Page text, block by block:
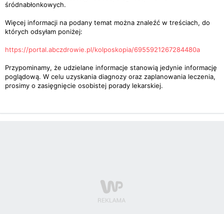
śródnabłonkowych.
Więcej informacji na podany temat można znaleźć w treściach, do
których odsyłam poniżej:
https://portal.abczdrowie.pl/kolposkopia/6955921267284480a
Przypominamy, że udzielane informacje stanowią jedynie informację
poglądową. W celu uzyskania diagnozy oraz zaplanowania leczenia,
prosimy o zasięgnięcie osobistej porady lekarskiej.